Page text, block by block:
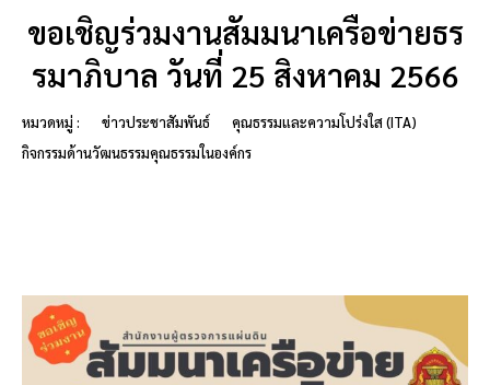
ขอเชิญร่วมงานสัมมนาเครือข่ายธร
รมาภิบาล วันที่ 25 สิงหาคม 2566
หมวดหมู่ : ข่าวประชาสัมพันธ์
คุณธรรมและความโปร่งใส (ITA)
กิจกรรมด้านวัฒนธรรมคุณธรรมในองค์กร